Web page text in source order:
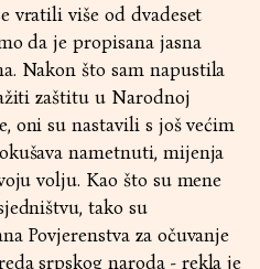
vratili više od dvadeset
da je propisana jasna
Nakon što sam napustila
zaštitu u Narodnoj
oni su nastavili s još većim
nametnuti, mijenja
volju. Kao što su mene
tako su
Povjerenstva za očuvanje
srpskog naroda - rekla je